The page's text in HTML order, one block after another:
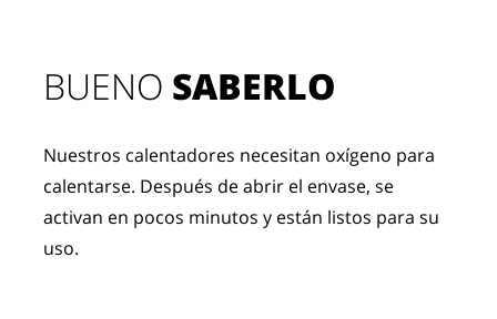
BUENO SABERLO
Nuestros calentadores necesitan oxígeno para
calentarse. Después de abrir el envase, se
activan en pocos minutos y están listos para su
uso.